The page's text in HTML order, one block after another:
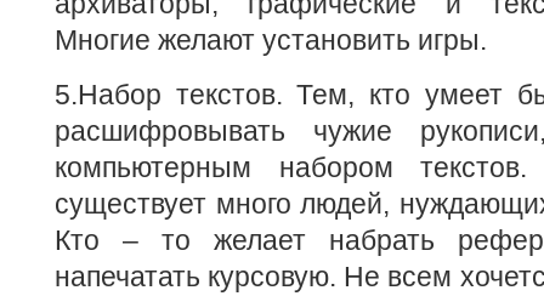
Многие желают установить игры.
5.Набор текстов. Тем, кто умеет
расшифровывать чужие
компьютерным набором
существует много людей,
Кто – то желает набрать
напечатать курсовую. Не всем